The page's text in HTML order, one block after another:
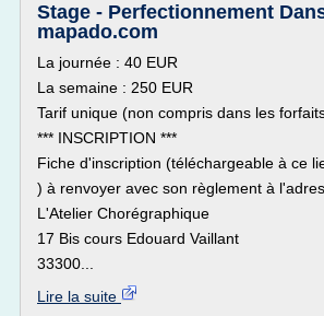
Stage - Perfectionnement
mapado.com
La journée : 40 EUR
La semaine : 250 EUR
Tarif unique (non compris dans les
*** INSCRIPTION ***
Fiche d'inscription (téléchargeable à ce
) à renvoyer avec son règlement à
L'Atelier Chorégraphique
17 Bis cours Edouard Vaillant
33300...
Lire la suite